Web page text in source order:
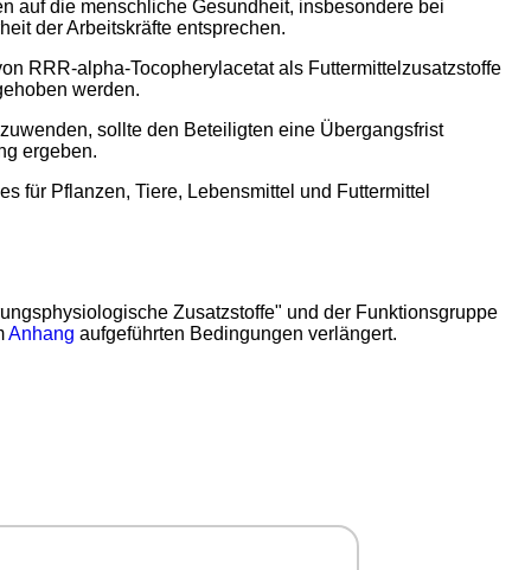
auf die menschliche Gesundheit, insbesondere bei
der Arbeitskräfte entsprechen.
RRR-alpha-Tocopherylacetat als Futtermittelzusatzstoffe
werden.
sollte den Beteiligten eine Übergangsfrist
ergeben.
für Pflanzen, Tiere, Lebensmittel und Futtermittel
Zusatzstoffe" und der Funktionsgruppe
Anhang aufgeführten Bedingungen verlängert.